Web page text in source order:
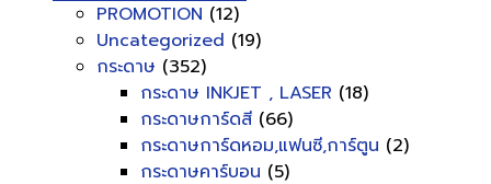
PROMOTION (12)
Uncategorized (19)
กระดาษ (352)
กระดาษ INKJET , LASER (18)
กระดาษการ์ดสี (66)
กระดาษการ์ดหอม,แฟนซี,การ์ตูน (2)
กระดาษคาร์บอน (5)